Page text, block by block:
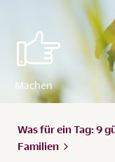
Was für ein Tag: 9
Familien